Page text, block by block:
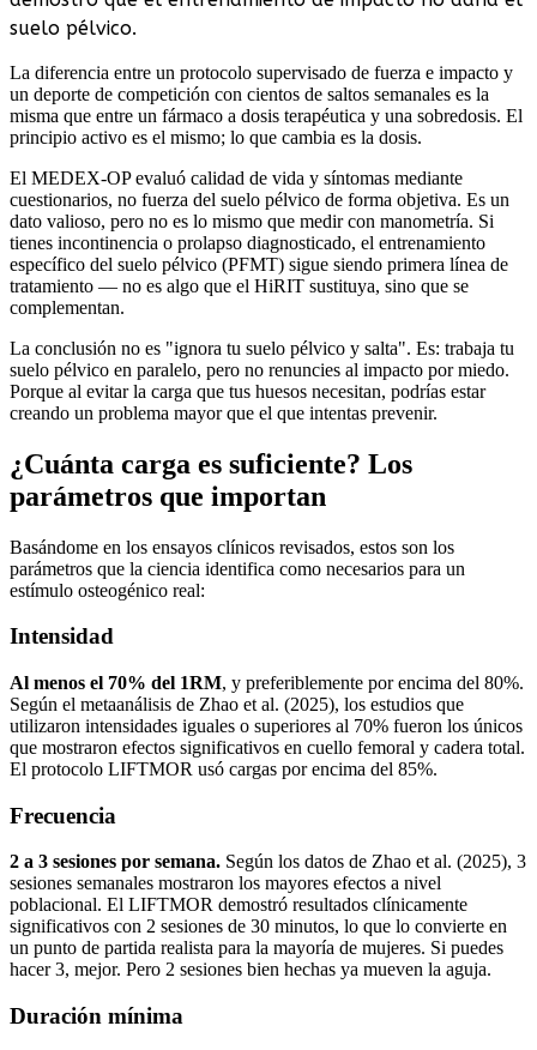
suelo pélvico.
La diferencia entre un protocolo supervisado de fuerza e impacto y
un deporte de competición con cientos de saltos semanales es la
misma que entre un fármaco a dosis terapéutica y una sobredosis. El
principio activo es el mismo; lo que cambia es la dosis.
El MEDEX-OP evaluó calidad de vida y síntomas mediante
cuestionarios, no fuerza del suelo pélvico de forma objetiva. Es un
dato valioso, pero no es lo mismo que medir con manometría. Si
tienes incontinencia o prolapso diagnosticado, el entrenamiento
específico del suelo pélvico (PFMT) sigue siendo primera línea de
tratamiento — no es algo que el HiRIT sustituya, sino que se
complementan.
La conclusión no es "ignora tu suelo pélvico y salta". Es: trabaja tu
suelo pélvico en paralelo, pero no renuncies al impacto por miedo.
Porque al evitar la carga que tus huesos necesitan, podrías estar
creando un problema mayor que el que intentas prevenir.
¿Cuánta carga es suficiente? Los
parámetros que importan
Basándome en los ensayos clínicos revisados, estos son los
parámetros que la ciencia identifica como necesarios para un
estímulo osteogénico real:
Intensidad
Al menos el 70% del 1RM, y preferiblemente por encima del 80%.
Según el metaanálisis de Zhao et al. (2025), los estudios que
utilizaron intensidades iguales o superiores al 70% fueron los únicos
que mostraron efectos significativos en cuello femoral y cadera total.
El protocolo LIFTMOR usó cargas por encima del 85%.
Frecuencia
2 a 3 sesiones por semana. Según los datos de Zhao et al. (2025), 3
sesiones semanales mostraron los mayores efectos a nivel
poblacional. El LIFTMOR demostró resultados clínicamente
significativos con 2 sesiones de 30 minutos, lo que lo convierte en
un punto de partida realista para la mayoría de mujeres. Si puedes
hacer 3, mejor. Pero 2 sesiones bien hechas ya mueven la aguja.
Duración mínima